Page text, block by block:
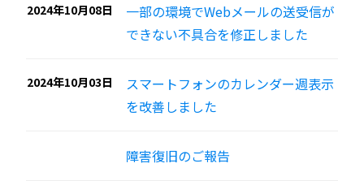
2024年10月08日
一部の環境でWebメールの送受信が
できない不具合を修正しました
2024年10月03日
スマートフォンのカレンダー週表示
を改善しました
障害復旧のご報告